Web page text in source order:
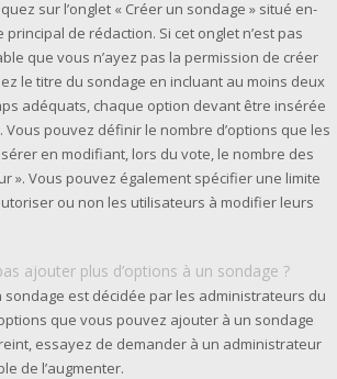
sur l’onglet « Créer un sondage » situé en-
de rédaction. Si cet onglet n’est pas
que vous n’ayez pas la permission de créer
le titre du sondage en incluant au moins deux
adéquats, chaque option devant être insérée
pouvez définir le nombre d’options que les
en modifiant, lors du vote, le nombre des
». Vous pouvez également spécifier une limite
ou non les utilisateurs à modifier leurs
ajouter plus d’options à un sondage ?
sondage est décidée par les administrateurs du
que vous pouvez ajouter à un sondage
essayez de demander à un administrateur
de l’augmenter.